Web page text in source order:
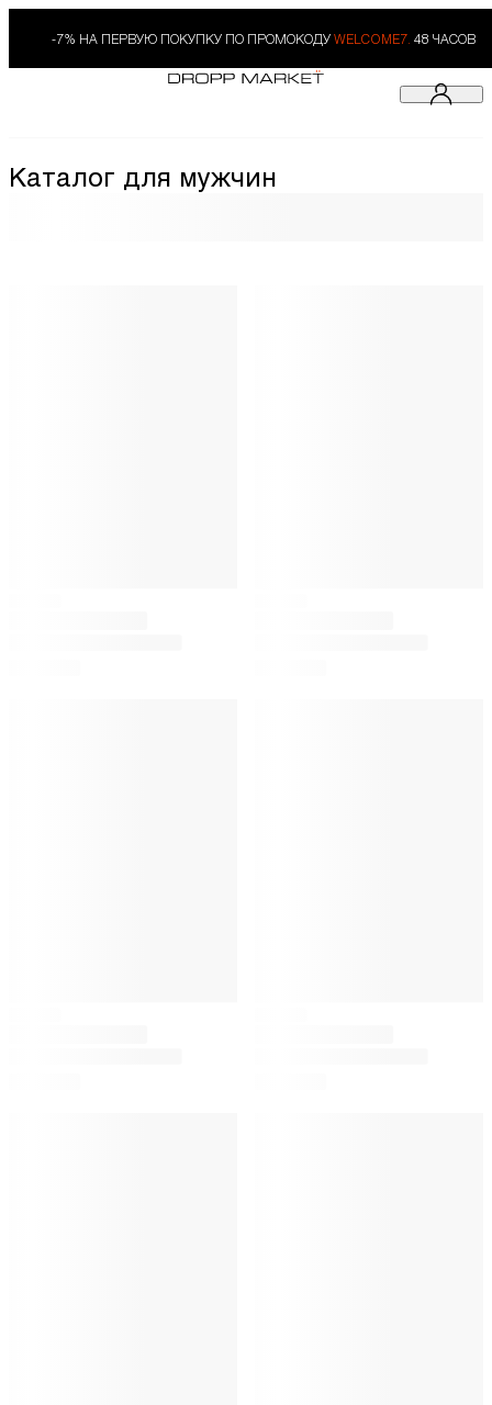
-7% НА ПЕРВУЮ ПОКУПКУ ПО ПРОМОКОДУ WELCOME7. 48 ЧАСОВ
Каталог для мужчин